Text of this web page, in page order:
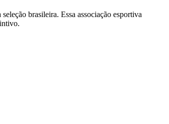
brasileira. Essa associação esportiva